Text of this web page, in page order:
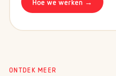
Hoe we werken →
ONTDEK MEER